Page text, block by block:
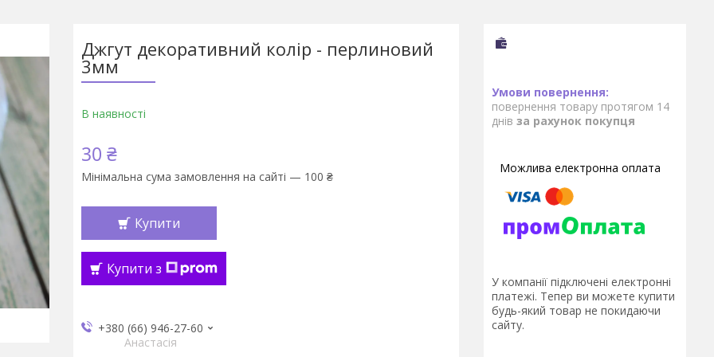
Джгут декоративний колір - перлиновий
3мм
В наявності
30 ₴
Мінімальна сума замовлення на сайті — 100 ₴
Купити
Купити з
+380 (66) 946-27-60
Анастасія
повернення товару протягом 14
днів за рахунок покупця
У компанії підключені електронні
платежі. Тепер ви можете купити
будь-який товар не покидаючи
сайту.